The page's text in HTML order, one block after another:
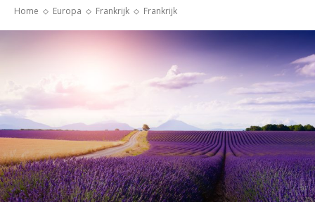
Home Europa Frankrijk Frankrijk